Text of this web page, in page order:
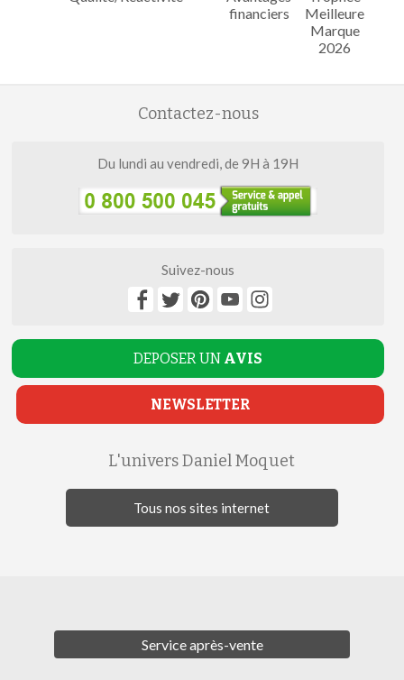
financiers
Meilleure
Marque
2026
Contactez-nous
Du lundi au vendredi, de 9H à 19H
Suivez-nous
DEPOSER UN AVIS
NEWSLETTER
L'univers Daniel Moquet
Tous nos sites internet
Service après-vente